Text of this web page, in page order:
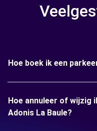
Hoe boek ik een
Hoe annuleer of wijzig
Adonis La Baule?